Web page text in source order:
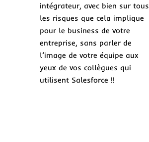
intégrateur, avec bien sur tous
les risques que cela implique
pour le business de votre
entreprise, sans parler de
l’image de votre équipe aux
yeux de vos collègues qui
utilisent Salesforce !!